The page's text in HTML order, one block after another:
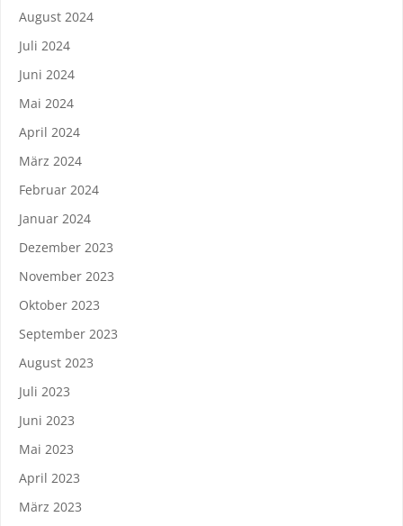
August 2024
Juli 2024
Juni 2024
Mai 2024
April 2024
März 2024
Februar 2024
Januar 2024
Dezember 2023
November 2023
Oktober 2023
September 2023
August 2023
Juli 2023
Juni 2023
Mai 2023
April 2023
März 2023